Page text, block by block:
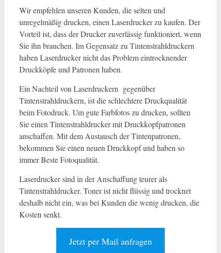
Wir empfehlen unseren Kunden, die selten und
unregelmäßig drucken, einen Laserdrucker zu kaufen. Der
Vorteil ist, dass der Drucker zuverlässig funktioniert, wenn
Sie ihn brauchen. Im Gegensatz zu Tintenstrahldruckern
haben Laserdrucker nicht das Problem eintrocknender
Druckköpfe und Patronen haben.
Ein Nachteil von Laserdruckern gegenüber
Tintenstrahldruckern, ist die schlechtere Druckqualität
beim Fotodruck. Um gute Farbfotos zu drucken, sollten
Sie einen Tintenstrahldrucker mit Druckkopfpatronen
anschaffen. Mit dem Austausch der Tintenpatronen,
bekommen Sie einen neuen Druckkopf und haben so
immer Beste Fotoqualität.
Laserdrucker sind in der Anschaffung teurer als
Tintenstrahldrucker. Toner ist nicht flüssig und trocknet
deshalb nicht ein, was bei Kunden die wenig drucken, die
Kosten senkt.
Jetzt per Mail anfragen